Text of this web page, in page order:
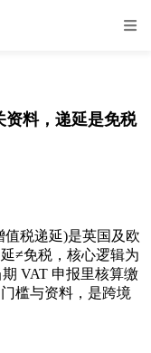
资料，递延是免税
税递延)是英国及欧
≠免税，核心逻辑为
VAT 申报里核算缴
槛与资料，是跨境